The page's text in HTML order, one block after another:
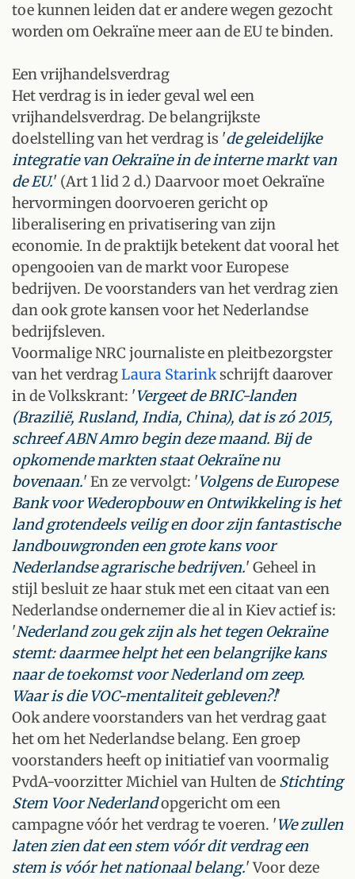
toe kunnen leiden dat er andere wegen gezocht
worden om Oekraïne meer aan de EU te binden.
Een vrijhandelsverdrag
Het verdrag is in ieder geval wel een
vrijhandelsverdrag. De belangrijkste
doelstelling van het verdrag is 'de geleidelijke
integratie van Oekraïne in de interne markt van
de EU.' (Art 1 lid 2 d.) Daarvoor moet Oekraïne
hervormingen doorvoeren gericht op
liberalisering en privatisering van zijn
economie. In de praktijk betekent dat vooral het
opengooien van de markt voor Europese
bedrijven. De voorstanders van het verdrag zien
dan ook grote kansen voor het Nederlandse
bedrijfsleven.
Voormalige NRC journaliste en pleitbezorgster
van het verdragLaura Starinkschrijft daarover
in de Volkskrant: 'Vergeet de BRIC-landen
(Brazilië, Rusland, India, China), dat is zó 2015,
schreef ABN Amro begin deze maand. Bij de
opkomende markten staat Oekraïne nu
bovenaan.' En ze vervolgt: 'Volgens de Europese
Bank voor Wederopbouw en Ontwikkeling is het
land grotendeels veilig en door zijn fantastische
landbouwgronden een grote kans voor
Nederlandse agrarische bedrijven.' Geheel in
stijl besluit ze haar stuk met een citaat van een
Nederlandse ondernemer die al in Kiev actief is:
'Nederland zou gek zijn als het tegen Oekraïne
stemt: daarmee helpt het een belangrijke kans
naar de toekomst voor Nederland om zeep.
Waar is die VOC-mentaliteit gebleven?!'
Ook andere voorstanders van het verdrag gaat
het om het Nederlandse belang. Een groep
voorstanders heeft op initiatief van voormalig
PvdA-voorzitter Michiel van Hulten de Stichting
Stem Voor Nederlandopgericht om een
campagne vóór het verdrag te voeren. 'We zullen
laten zien dat een stem vóór dit verdrag een
stem is vóór het nationaal belang.' Voor deze